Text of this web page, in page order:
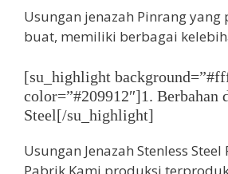
Usungan jenazah Pinrang
buat, memiliki berbagai
[su_highlight
color=”#209912″]1. Berbahan
Steel[/su_highlight]
Usungan Jenazah Stenless
Pabrik Kami produksi